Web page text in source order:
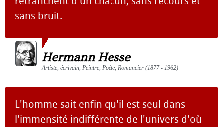
sans bruit.
Hermann Hesse
Artiste, écrivain, Peintre, Poète, Romancier (1877 - 1962)
L'homme sait enfin qu'il est seul dans
l'immensité indifférente de l'univers d'où